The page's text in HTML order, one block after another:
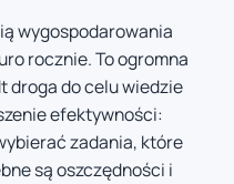
wygospodarowania
rocznie. To ogromna
droga do celu wiedzie
efektywności:
zadania, które
są oszczędności i